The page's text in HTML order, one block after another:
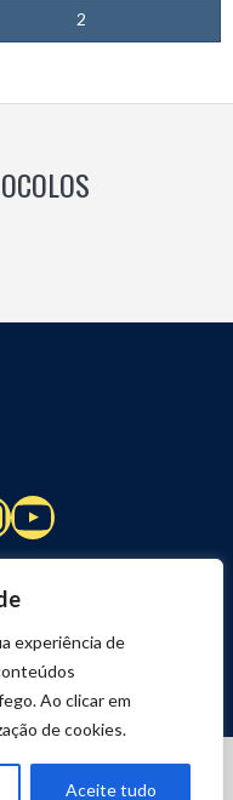
experiência de
Ao clicar em
de cookies.
Aceite tudo
2
YouTube
POR
JOSEXAVIER.COM